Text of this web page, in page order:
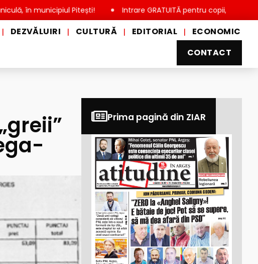
Pitești! Intrare GRATUITĂ pentru copii, elevi și studenți,
| DEZVĂLUIRI | CULTURĂ | EDITORIAL |
ECONOMIC
CONTACT
Prima pagină din ZIAR